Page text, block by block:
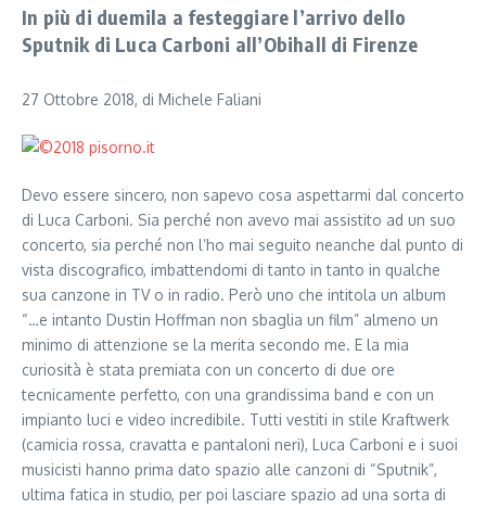
In più di duemila a festeggiare l’arrivo dello
Sputnik di Luca Carboni all’Obihall di Firenze
27 Ottobre 2018, di Michele Faliani
Devo essere sincero, non sapevo cosa aspettarmi dal concerto
di Luca Carboni. Sia perché non avevo mai assistito ad un suo
concerto, sia perché non l’ho mai seguito neanche dal punto di
vista discografico, imbattendomi di tanto in tanto in qualche
sua canzone in TV o in radio. Però uno che intitola un album
“…e intanto Dustin Hoffman non sbaglia un film” almeno un
minimo di attenzione se la merita secondo me. E la mia
curiosità è stata premiata con un concerto di due ore
tecnicamente perfetto, con una grandissima band e con un
impianto luci e video incredibile. Tutti vestiti in stile Kraftwerk
(camicia rossa, cravatta e pantaloni neri), Luca Carboni e i suoi
musicisti hanno prima dato spazio alle canzoni di “Sputnik”,
ultima fatica in studio, per poi lasciare spazio ad una sorta di